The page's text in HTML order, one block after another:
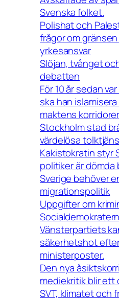
Svenska folket.
Polishat och
frågor om
yrkesansvar
Slöjan, tvånget
debatten
För 10 år sedan
ska han
maktens
Stockholm stad
värdelösa
Kakistokratin styr
politiker är dömda
Sverige behöver
migrationspolitik
Uppgifter om
Vänsterpartiets
säkerhetshot
ministerposter.
Den nya
mediekritik blir ett
SVT, klimatet och